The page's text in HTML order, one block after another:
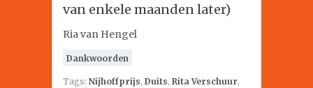
van enkele maanden later)
Ria van Hengel
Dankwoorden
Tags: Nijhoffprijs, Duits, Rita Verschuur,